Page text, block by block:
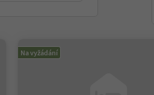
Na vyžádání